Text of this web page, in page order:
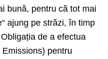
bună, pentru că tot mai
ajung pe străzi, în timp
de a efectua
pentru